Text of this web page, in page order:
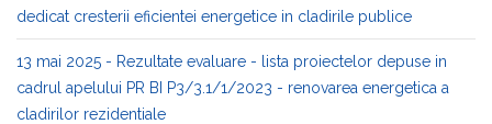
dedicat cresterii eficientei energetice in cladirile publice
13 mai 2025 - Rezultate evaluare - lista proiectelor depuse in
cadrul apelului PR BI P3/3.1/1/2023 - renovarea energetica a
cladirilor rezidentiale